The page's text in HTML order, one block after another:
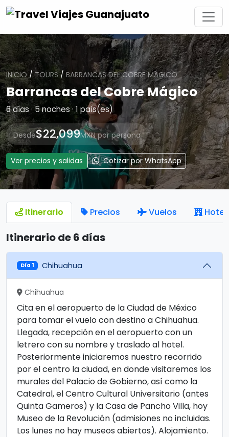
INICIO/TOURS/ BARRANCAS DEL COBRE MÁGICO
Barrancas del Cobre Mágico
6 días · 5 noches · 1 país(es)
Desde$22,099MXN por persona
Ver precios y salidas Cotizar por WhatsApp
Itinerario Precios Vuelos
Itinerario de 6 días
Día 1 Chihuahua
Chihuahua
Cita en el aeropuerto de la Ciudad de México
para tomar el vuelo con destino a Chihuahua.
Llegada, recepción en el aeropuerto con un
letrero con su nombre y traslado al hotel.
Posteriormente iniciaremos nuestro recorrido
por el centro la ciudad, en donde visitaremos los
murales del Palacio de Gobierno, así como la
Catedral, el Centro Cultural Universitario (antes
Quinta Gameros) y la Casa de Pancho Villa, hoy
Museo de la Revolución (admisiones no incluidas.
Los lunes no hay museos abiertos). Alojamiento.